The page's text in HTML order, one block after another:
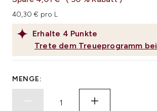
Erhalte 4 Punkte
Trete dem Treueprogramm bei
40,30 € pro L
MENGE: